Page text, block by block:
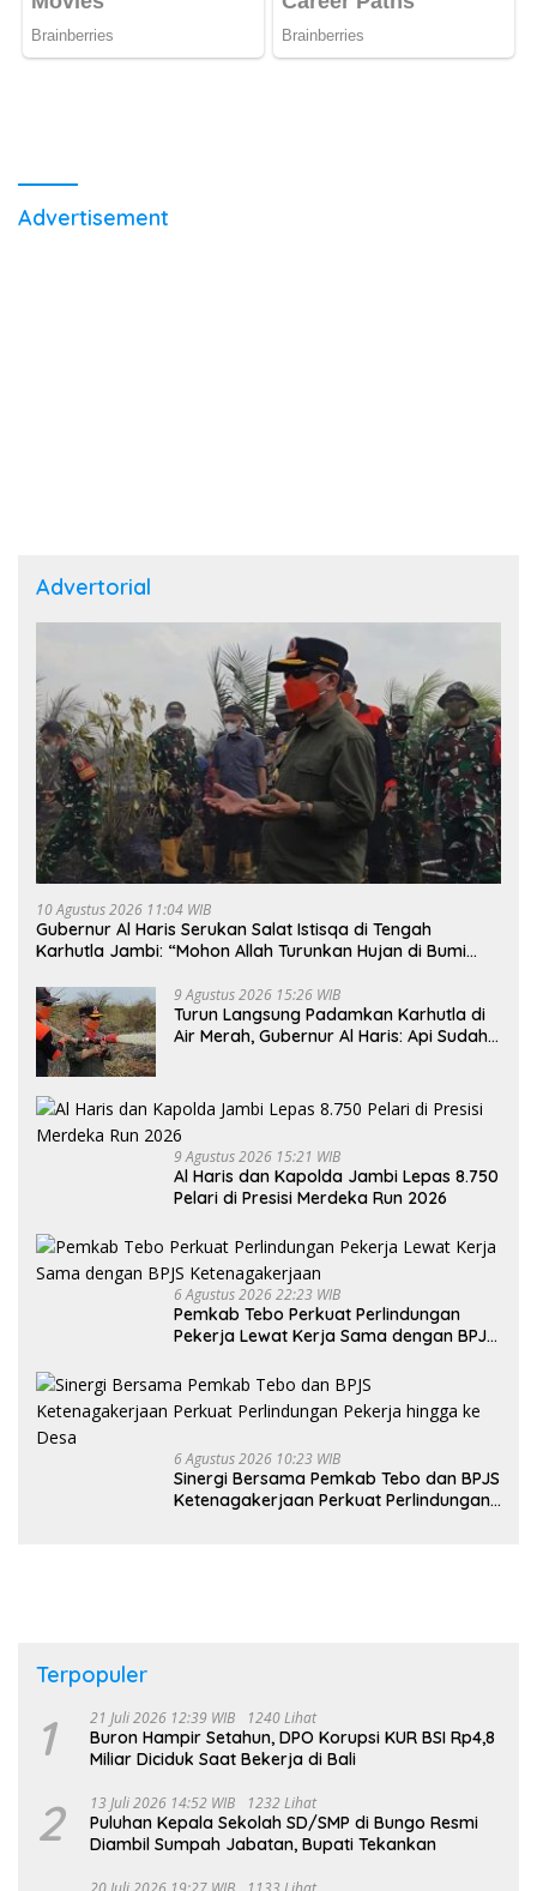
Advertisement
Advertorial
10 Agustus 2026 11:04 WIB
Gubernur Al Haris Serukan Salat Istisqa di Tengah
Karhutla Jambi: “Mohon Allah Turunkan Hujan di Bumi
9 Agustus 2026 15:26 WIB
Turun Langsung Padamkan Karhutla di
Air Merah, Gubernur Al Haris: Api Sudah
9 Agustus 2026 15:21 WIB
Al Haris dan Kapolda Jambi Lepas 8.750
Pelari di Presisi Merdeka Run 2026
6 Agustus 2026 22:23 WIB
Pemkab Tebo Perkuat Perlindungan
Pekerja Lewat Kerja Sama dengan BPJS
6 Agustus 2026 10:23 WIB
Sinergi Bersama Pemkab Tebo dan BPJS
Ketenagakerjaan Perkuat Perlindungan
Terpopuler
1 21 Juli 2026 12:39 WIB 1240 Lihat
Buron Hampir Setahun, DPO Korupsi KUR BSI Rp4,8
Miliar Diciduk Saat Bekerja di Bali
2 13 Juli 2026 14:52 WIB 1232 Lihat
Puluhan Kepala Sekolah SD/SMP di Bungo Resmi
Diambil Sumpah Jabatan, Bupati Tekankan